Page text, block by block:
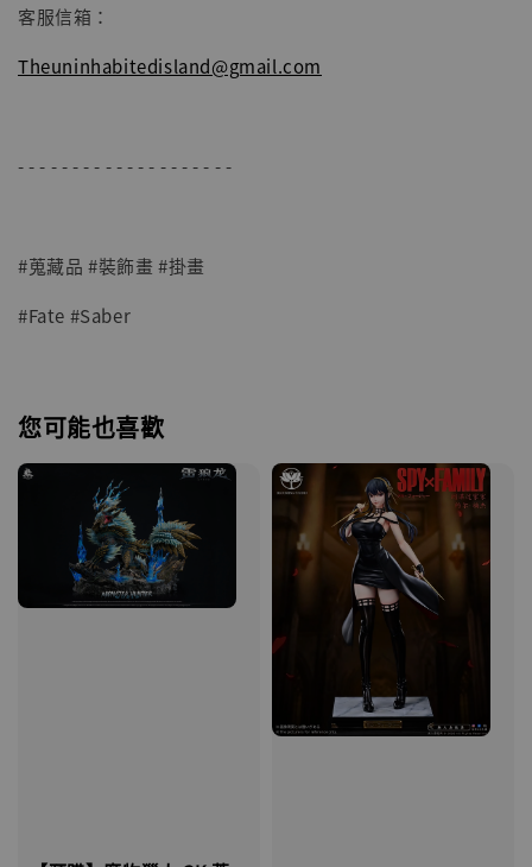
客服信箱：
Theuninhabitedisland@gmail.com
- - - - - - - - - - - - - - - - - - - -
#蒐藏品 #裝飾畫 #掛畫
#Fate #Saber
您可能也喜歡